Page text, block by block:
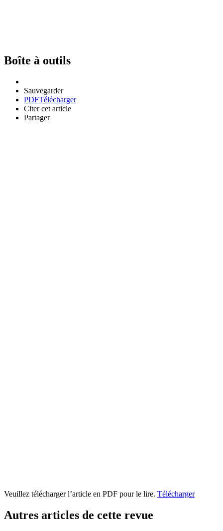
Boîte à outils
Sauvegarder
PDFTélécharger
Citer cet article
Partager
Veuillez télécharger l’article en PDF pour le lire. Télécharger
Autres articles de cette revue